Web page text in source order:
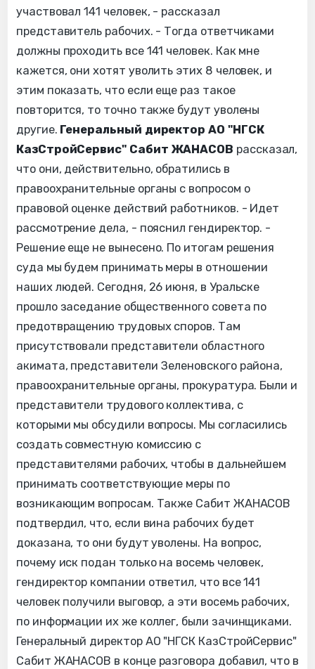
участвовал 141 человек, - рассказал
представитель рабочих. - Тогда ответчиками
должны проходить все 141 человек. Как мне
кажется, они хотят уволить этих 8 человек, и
этим показать, что если еще раз такое
повторится, то точно также будут уволены
другие. Генеральный директор АО "НГСК
КазСтройСервис" Сабит ЖАНАСОВ рассказал,
что они, действительно, обратились в
правоохранительные органы с вопросом о
правовой оценке действий работников. - Идет
рассмотрение дела, - пояснил гендиректор. -
Решение еще не вынесено. По итогам решения
суда мы будем принимать меры в отношении
наших людей. Сегодня, 26 июня, в Уральске
прошло заседание общественного совета по
предотвращению трудовых споров. Там
присутствовали представители областного
акимата, представители Зеленовского района,
правоохранительные органы, прокуратура. Были и
представители трудового коллектива, с
которыми мы обсудили вопросы. Мы согласились
создать совместную комиссию с
представителями рабочих, чтобы в дальнейшем
принимать соответствующие меры по
возникающим вопросам. Также Сабит ЖАНАСОВ
подтвердил, что, если вина рабочих будет
доказана, то они будут уволены. На вопрос,
почему иск подан только на восемь человек,
гендиректор компании ответил, что все 141
человек получили выговор, а эти восемь рабочих,
по информации их же коллег, были зачинщиками.
Генеральный директор АО "НГСК КазСтройСервис"
Сабит ЖАНАСОВ в конце разговора добавил, что в